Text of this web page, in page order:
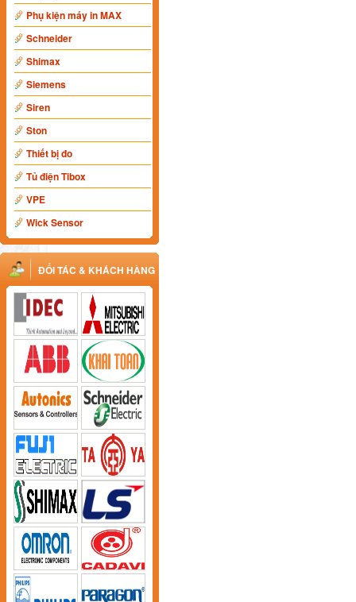
Phụ kiện máy in MAX
Schneider
Shimax
Siemens
Siren
Ston
Thiết bị đo
Tủ điện Tibox
VPE
Wick Sensor
ĐỐI TÁC & KHÁCH HÀNG